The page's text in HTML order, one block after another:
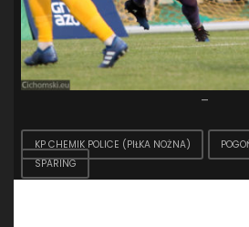
–
KP CHEMIK POLICE (PIŁKA NOŻNA)
SPARING